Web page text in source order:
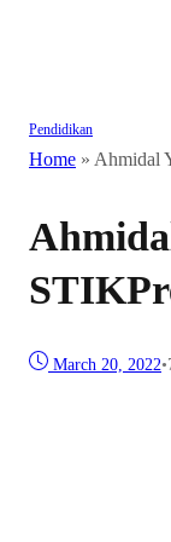
Pendidikan
Home » Ahmidal
March 20, 2022•